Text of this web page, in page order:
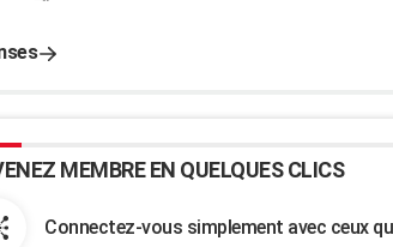
MEMBRE EN QUELQUES CLICS
Connectez-vous simplement avec ceux